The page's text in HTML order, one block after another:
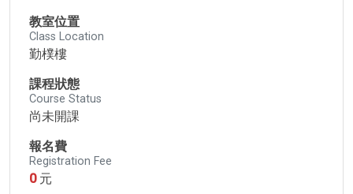
教室位置
Class Location
勤樸樓
課程狀態
Course Status
尚未開課
報名費
Registration Fee
0 元